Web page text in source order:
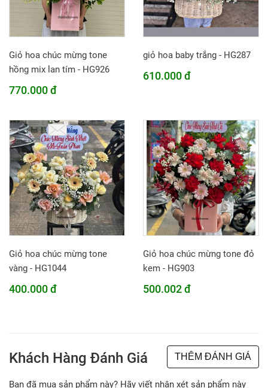
Giỏ hoa chúc mừng tone
hồng mix lan tím - HG926
770.000 đ
giỏ hoa baby trắng - HG287
610.000 đ
Giỏ hoa chúc mừng tone
vàng - HG1044
400.000 đ
Giỏ hoa chúc mừng tone đỏ
kem - HG903
500.002 đ
Khách Hàng Đánh Giá THÊM ĐÁNH GIÁ
Bạn đã mua sản phẩm này? Hãy viết nhận xét sản phẩm này